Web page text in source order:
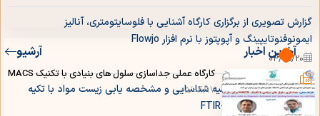
گروه های پژوهشی
زمینه تحقیقاتی مقاومت دارویی و راههای غلبه بر
آن در سرطان
گزارش تصویری از برگزاری کارگاه آشنایی با فلوسایتومتری، آنالیز
ایمونوفنوتایپینگ و آپوپتوز با نرم افزار Flowjo
04/05/20
برگزاری کارگاه اصول اولیه شناسایی و مشخصه یابی زیست مواد با تکیه
برتکنیک های FTIR- UV-Vis
آخرین اخبار آرشیو
کارگاه عملی جداسازی سلول های بنیادی با تکنیک MACS
برای سل تراپی
05/04/17